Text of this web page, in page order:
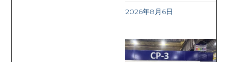
2026年8月6日